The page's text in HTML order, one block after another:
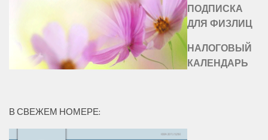
ПОДПИСКА
ДЛЯ ФИЗЛИЦ
НАЛОГОВЫЙ
КАЛЕНДАРЬ
В СВЕЖЕМ НОМЕРЕ: